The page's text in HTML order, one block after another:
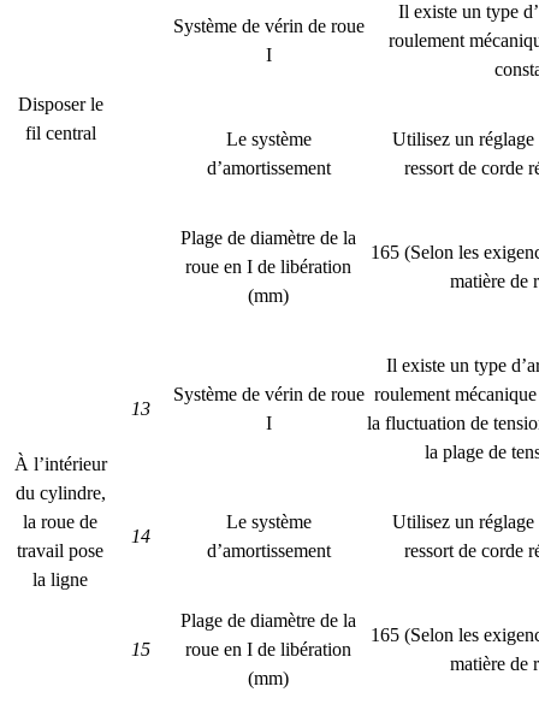
Disposer le
fil central
Système de vérin de roue
I
Il existe un type
roulement
Le système
d’amortissement
Utilisez un réglage
ressort de corde
Plage de diamètre de la
roue en I de libération
(mm)
165 (Selon les
matière de
À l’intérieur
du cylindre,
la roue de
travail pose
la ligne
13
Système de vérin de roue
I
Il existe un type
roulement
la fluctuation de
la plage de
14
Le système
d’amortissement
Utilisez un réglage
ressort de corde
15
Plage de diamètre de la
roue en I de libération
(mm)
165 (Selon les
matière de